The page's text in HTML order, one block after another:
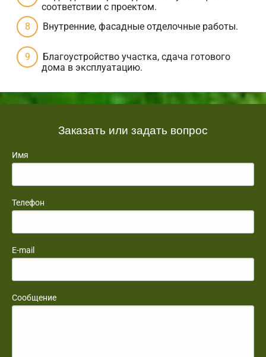
соответствии с проектом.
Внутренние, фасадные отделочные работы.
Благоустройство участка, сдача готового
дома в эксплуатацию.
Заказать или задать вопрос
Имя
Телефон
E-mail
Сообщение